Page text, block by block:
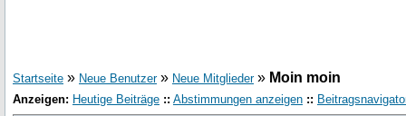
Startseite » Neue Benutzer» Neue Mitglieder» Moin moin
Anzeigen: Heutige Beiträge :: Abstimmungen anzeigen ::